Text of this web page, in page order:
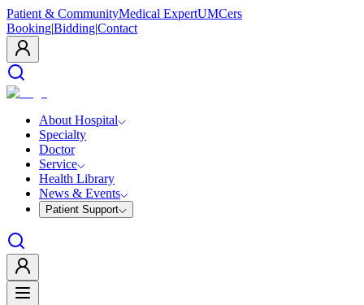
Patient & CommunityMedical ExpertUMCers
Booking|Bidding|Contact
About Hospital
Specialty
Doctor
Service
Health Library
News & Events
Patient Support